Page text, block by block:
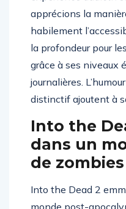
expérience
apprécions la
habilement
la profondeur pour
grâce à ses niveaux
journalières.
Into the
dans un
Into the Dead 2